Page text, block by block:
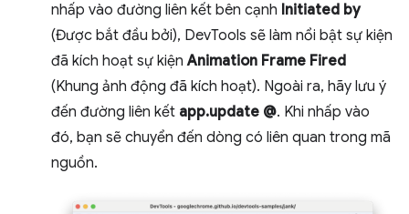
nhấp vào đường liên kết bên cạnh Initiated by
(Được bắt đầu bởi), DevTools sẽ làm nổi bật sự kiện
đã kích hoạt sự kiệnAnimation Frame Fired
(Khung ảnh động đã kích hoạt). Ngoài ra, hãy lưu ý
đến đường liên kết app.update @. Khi nhấp vào
đó, bạn sẽ chuyển đến dòng có liên quan trong mã
nguồn.